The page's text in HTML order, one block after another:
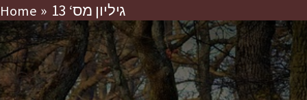
Home 13 ‘גיליון מס